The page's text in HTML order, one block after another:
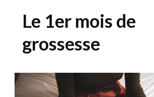
Le 1er mois de
grossesse